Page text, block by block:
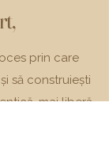
prin care
să construiești
mai liberă